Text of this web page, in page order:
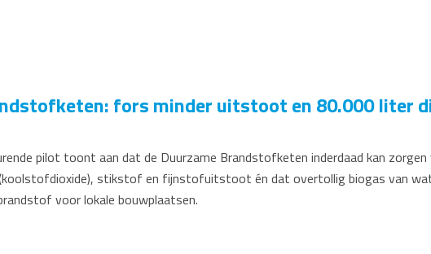
fors minder uitstoot en 80.000 liter
pilot toont aan dat de Duurzame Brandstofketen inderdaad kan zorgen
stikstof en fijnstofuitstoot én dat overtollig biogas van
voor lokale bouwplaatsen.